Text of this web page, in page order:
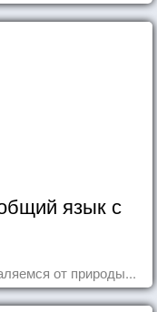
язык с
от природы...